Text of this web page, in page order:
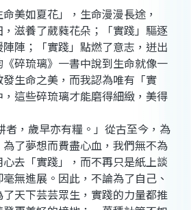
美如夏花」，生命漫漫長途，
，滋養了葳蕤花朵；「實踐」驅逐
陣；「實踐」點燃了意志，迸出
碎琉璃》一書中說到生命就像一
生命之美，而我認為唯有「實
這些碎琉璃才能磨得細緻，美得
者，歲早亦有糧。」從古至今，為
了夢想而費盡心血，我們無不為
去「實踐」，而不再只是紙上談
無進展。因此，不論為了自己、
天下芸芸眾生，實踐的力量都推